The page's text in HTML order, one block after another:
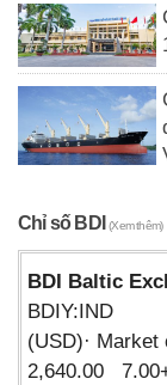
Chỉ số BDI(Xem thêm)
BDI Baltic
BDIY:IND
(USD)· Market
2,640.00